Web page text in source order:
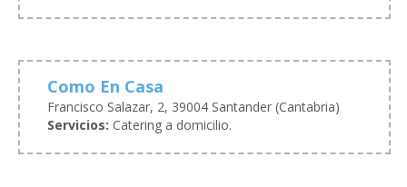
Como En Casa
Francisco Salazar, 2, 39004 Santander (Cantabria)
Servicios: Catering a domicilio.